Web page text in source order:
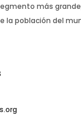
más
la población del